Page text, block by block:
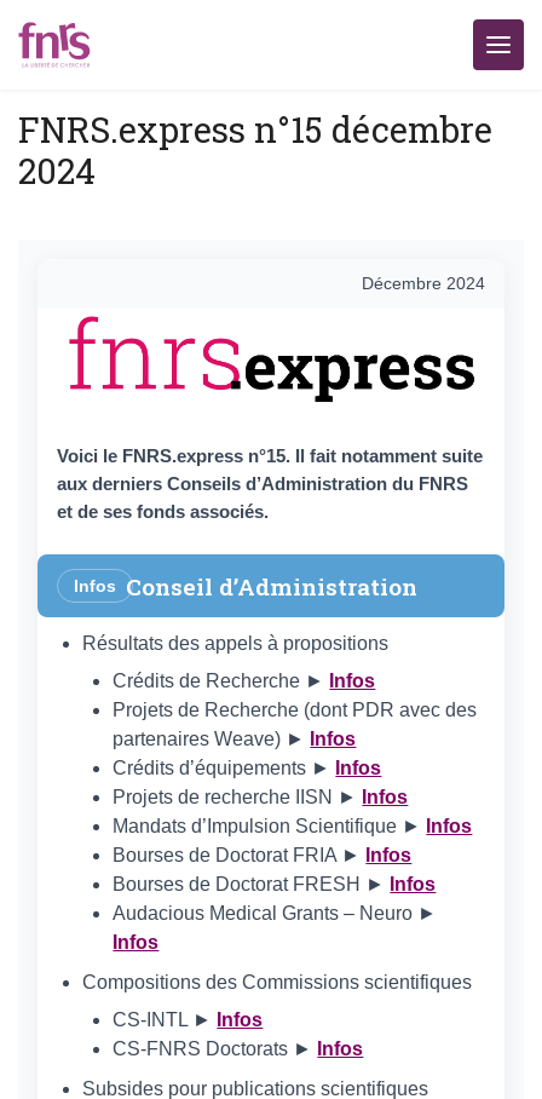
FNRS.express n°15 décembre
2024
FNRS.express n°15 —Décembre 2024
Voici le FNRS.express n°15. Il fait notamment suite
aux derniers Conseils d’Administration du FNRS
et de ses fonds associés.
Infos Conseil d’Administration
Résultats des appels à propositions
Crédits de Recherche ►
Infos
Projets de Recherche (dont PDR avec des
partenaires Weave) ►
Infos
Crédits d’équipements ►
Infos
Projets de recherche IISN ►
Infos
Mandats d’Impulsion Scientifique ►
Infos
Bourses de Doctorat FRIA ►
Infos
Bourses de Doctorat FRESH ►
Infos
Audacious Medical Grants – Neuro ►
Infos
Compositions des Commissions scientifiques
CS-INTL ►
Infos
CS-FNRS Doctorats ►
Infos
Subsides pour publications scientifiques